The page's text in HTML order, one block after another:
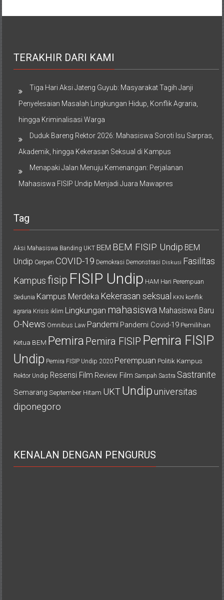
TERAKHIR DARI KAMI
Tiga Hari Aksi Jateng Guyub: Masyarakat Tagih Janji
Penyelesaian Masalah Lingkungan Hidup, Konflik Agraria,
hingga Kriminalisasi Warga
Duduk Bareng Rektor 2026: Mahasiswa Soroti Isu Sarpras,
Akademik, hingga Kekerasan Seksual di Kampus
Menapaki Jalan Menuju Kemenangan: Perjalanan
Mahasiswa FISIP Undip Menjadi Juara Mawapres
Tag
Aksi Mahasiswa Banding UKT BEM BEM FISIP Undip BEM
Undip Cerpen COVID-19 Demokrasi Demonstrasi Diskusi Fasilitas
Kampus fisip FISIP Undip HAM Hari Perempuan
Sedunia Kampus Merdeka Kekerasan seksual KKN konflik
agraria Krisis iklim Lingkungan mahasiswa Mahasiswa Baru
O-News Omnibus Law Pandemi Pandemi Covid-19 Pemilihan
Ketua BEM Pemira Pemira FISIP Pemira FISIP
Undip Pemira FISIP Undip 2020 Perempuan Politik Kampus
Rektor Undip Resensi Film Review Film Sampah Sastra Sastranite
Semarang September Hitam UKTUndip universitas
diponegoro
KENALAN DENGAN PENGURUS